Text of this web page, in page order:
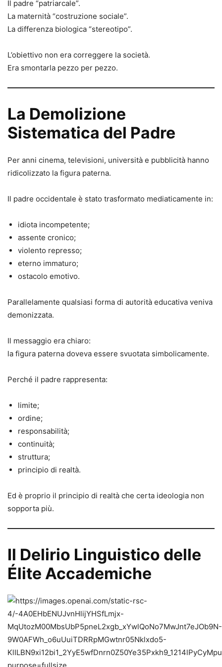
Il padre “patriarcale”.
La maternità “costruzione sociale”.
La differenza biologica “stereotipo”.
L’obiettivo non era correggere la società.
Era smontarla pezzo per pezzo.
La Demolizione
Sistematica del Padre
Per anni cinema, televisioni, università e pubblicità hanno
ridicolizzato la figura paterna.
Il padre occidentale è stato trasformato mediaticamente in:
idiota incompetente;
assente cronico;
violento represso;
eterno immaturo;
ostacolo emotivo.
Parallelamente qualsiasi forma di autorità educativa veniva
demonizzata.
Il messaggio era chiaro:
la figura paterna doveva essere svuotata simbolicamente.
Perché il padre rappresenta:
limite;
ordine;
responsabilità;
continuità;
struttura;
principio di realtà.
Ed è proprio il principio di realtà che certa ideologia non
sopporta più.
Il Delirio Linguistico delle
Élite Accademiche